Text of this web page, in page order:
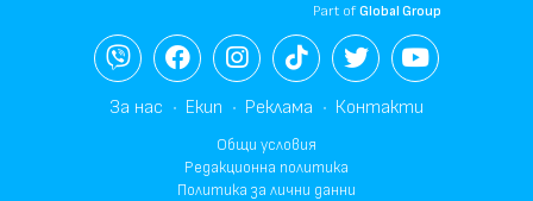
Part ofGlobal Group
За нас Екип Реклама Контакти
Общи условия
Редакционна политика
Политика за лични данни